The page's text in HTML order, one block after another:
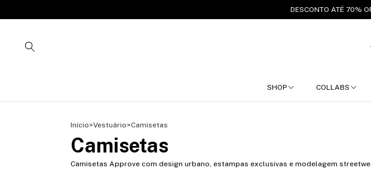
DESCONTO ATÉ 70%
SHOP COLLABS
Início>Vestuário>Camisetas
Camisetas
Camisetas Approve com design urbano, estampas exclusivas e modelagem